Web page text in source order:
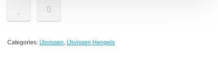
Categories: IJsvissen, IJsvissen Hengels